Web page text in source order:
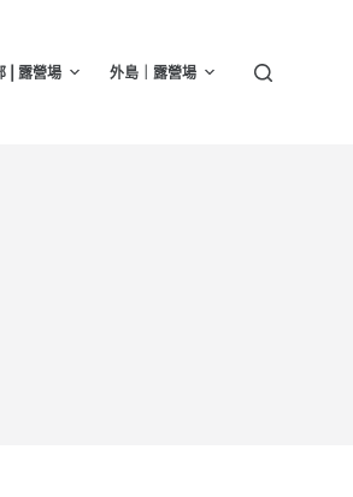
| 露營場 外島｜露營場